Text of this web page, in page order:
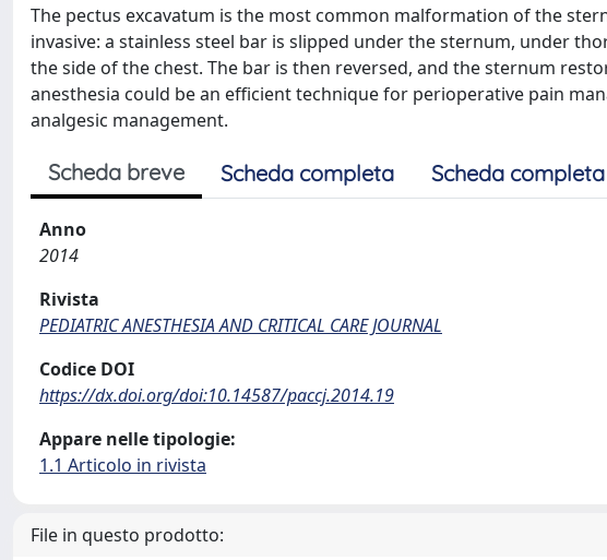
The pectus excavatum is the most common malformation of the
invasive: a stainless steel bar is slipped under the sternum, under
the side of the chest. The bar is then reversed, and the sternum
anesthesia could be an efficient technique for perioperative pain
analgesic management.
Scheda breve Scheda completa Scheda
Anno
2014
Rivista
PEDIATRIC ANESTHESIA AND CRITICAL CARE JOURNAL
Codice DOI
https://dx.doi.org/doi:10.14587/paccj.2014.19
Appare nelle tipologie:
1.1 Articolo in rivista
File in questo prodotto: